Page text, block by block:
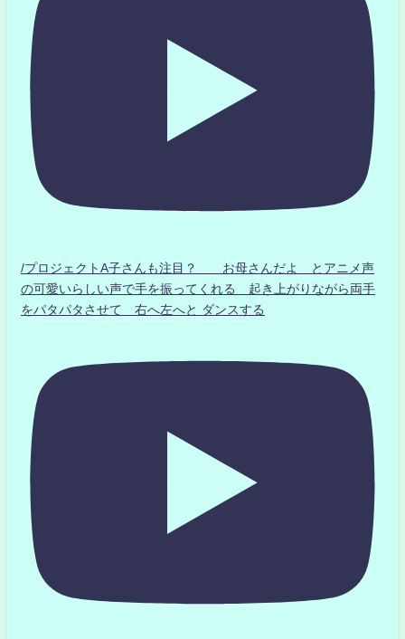
/プロジェクトA子さんも注目？ お母さんだよ とアニメ声
の可愛いらしい声で手を振ってくれる 起き上がりながら両手
をパタパタさせて 右へ左へと ダンスする